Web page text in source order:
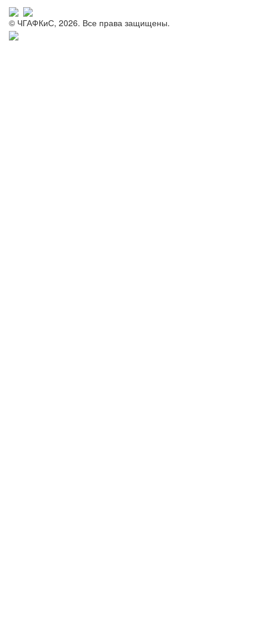
© ЧГАФКиС, 2026. Все права защищены.